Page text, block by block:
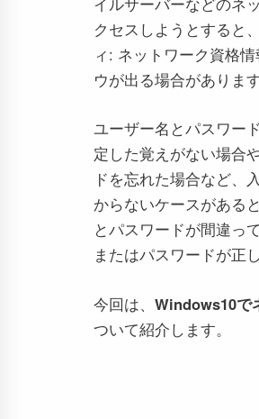
クセスしようとすると
ィ: ネットワーク資格
ウが出る場合があります
ユーザー名とパスワー
定した覚えがない場合
ドを忘れた場合など、
からないケースがある
とパスワードが間違っ
またはパスワードが正
今回は、 Windows10で
ついて紹介します。